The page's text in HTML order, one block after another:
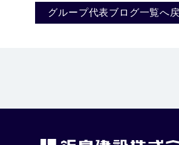
グループ代表ブログ一覧へ